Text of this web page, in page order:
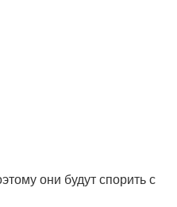
они будут спорить с